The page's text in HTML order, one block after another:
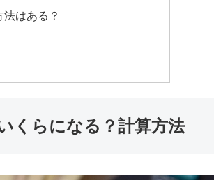
はある？
くらになる？計算方法